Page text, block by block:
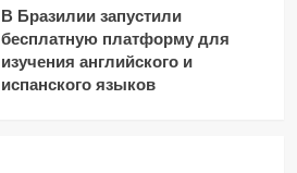
В Бразилии запустили
бесплатную платформу для
изучения английского и
испанского языков